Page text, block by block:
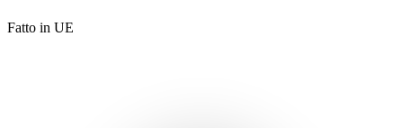
Fatto in UE